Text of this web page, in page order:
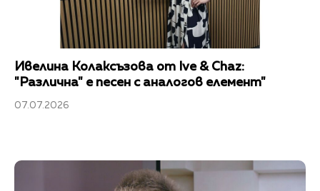
Ивелина Колаксъзова от Ive & Chaz:
"Различна" е песен с аналогов елемент"
07.07.2026